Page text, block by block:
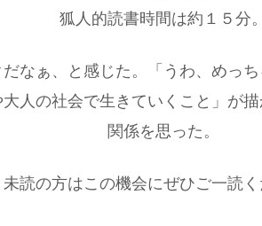
狐人的読書時間は約１５分。
なぁ、と感じた。「うわ、めっち
人の社会で生きていくこと」が
関係を思った。
未読の方はこの機会にぜひご一読く